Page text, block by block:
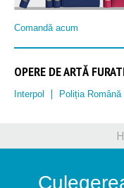
Comandă acum
OPERE DE ARTĂ
Interpol Poliția Română